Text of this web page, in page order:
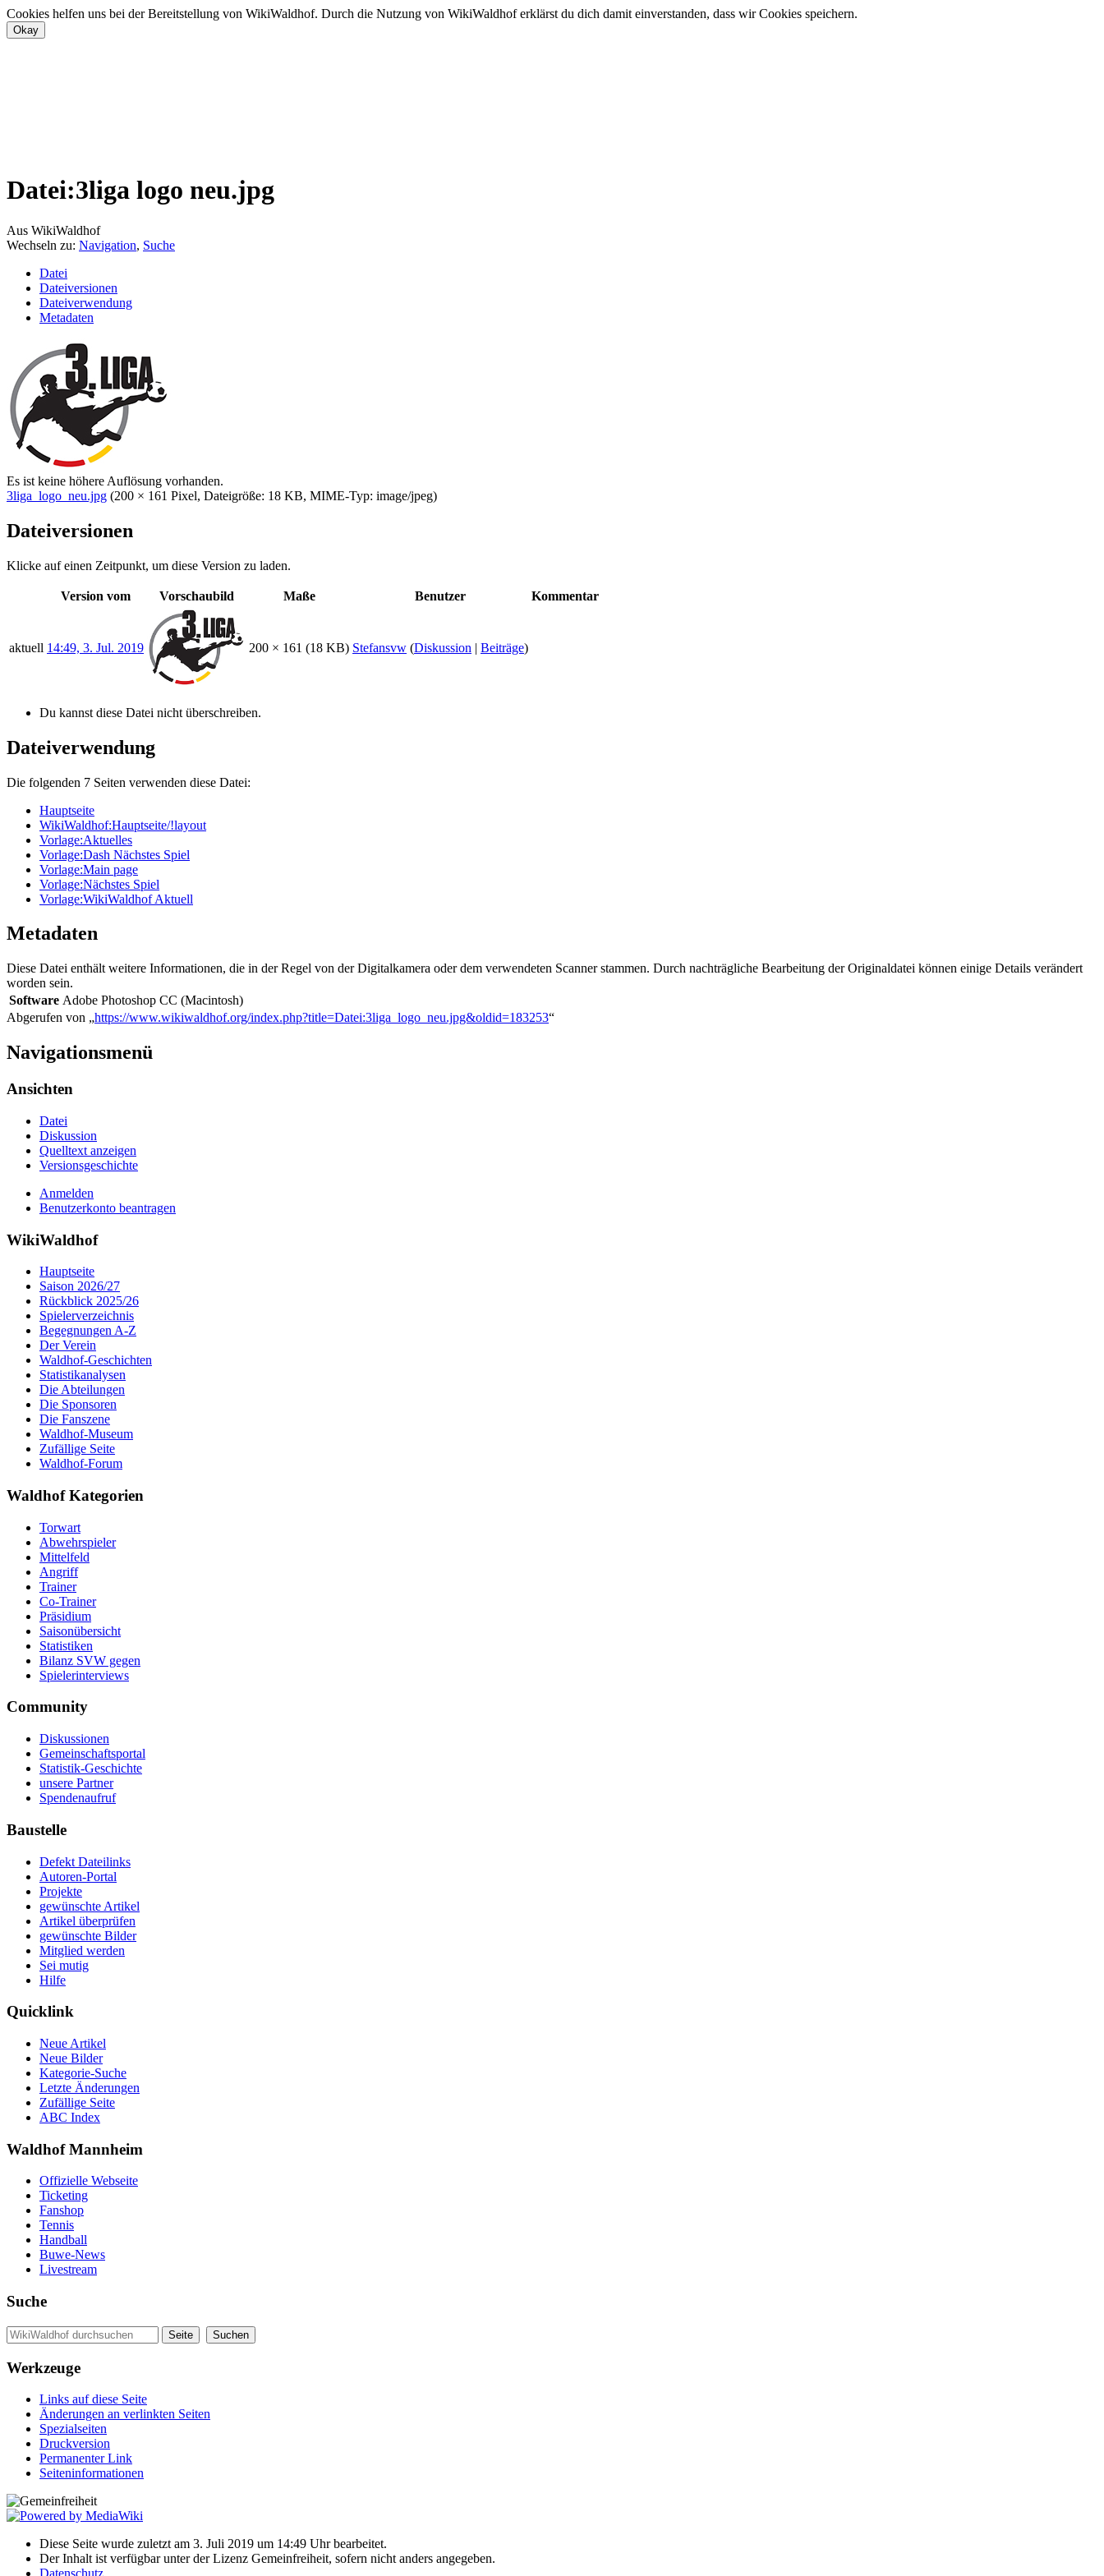
Cookies helfen uns bei der Bereitstellung von WikiWaldhof. Durch die Nutzung von WikiWaldhof erklärst du dich damit einverstanden, dass wir Cookies speichern.
Datei:3liga logo neu.jpg
Aus WikiWaldhof
Wechseln zu: Navigation, Suche
Datei
Dateiversionen
Dateiverwendung
Metadaten
Es ist keine höhere Auflösung vorhanden.
3liga_logo_neu.jpg (200 × 161 Pixel, Dateigröße: 18 KB, MIME-Typ: image/jpeg)
Dateiversionen
Klicke auf einen Zeitpunkt, um diese Version zu laden.
Version vom Vorschaubild Maße Benutzer Kommentar
aktuell 14:49, 3. Jul. 2019 200 × 161 (18 KB) Stefansvw (Diskussion | Beiträge)
Du kannst diese Datei nicht überschreiben.
Dateiverwendung
Die folgenden 7 Seiten verwenden diese Datei:
Hauptseite
WikiWaldhof:Hauptseite/!layout
Vorlage:Aktuelles
Vorlage:Dash Nächstes Spiel
Vorlage:Main page
Vorlage:Nächstes Spiel
Vorlage:WikiWaldhof Aktuell
Metadaten
Diese Datei enthält weitere Informationen, die in der Regel von der Digitalkamera oder dem verwendeten Scanner stammen. Durch nachträgliche Bearbeitung der Originaldatei können einige Details verändert
worden sein.
Software Adobe Photoshop CC (Macintosh)
Abgerufen von „https://www.wikiwaldhof.org/index.php?title=Datei:3liga_logo_neu.jpg&oldid=183253“
Navigationsmenü
Ansichten
Datei
Diskussion
Quelltext anzeigen
Versionsgeschichte
Anmelden
Benutzerkonto beantragen
WikiWaldhof
Hauptseite
Saison 2026/27
Rückblick 2025/26
Spielerverzeichnis
Begegnungen A-Z
Der Verein
Waldhof-Geschichten
Statistikanalysen
Die Abteilungen
Die Sponsoren
Die Fanszene
Waldhof-Museum
Zufällige Seite
Waldhof-Forum
Waldhof Kategorien
Torwart
Abwehrspieler
Mittelfeld
Angriff
Trainer
Co-Trainer
Präsidium
Saisonübersicht
Statistiken
Bilanz SVW gegen
Spielerinterviews
Community
Diskussionen
Gemeinschaftsportal
Statistik-Geschichte
unsere Partner
Spendenaufruf
Baustelle
Defekt Dateilinks
Autoren-Portal
Projekte
gewünschte Artikel
Artikel überprüfen
gewünschte Bilder
Mitglied werden
Sei mutig
Hilfe
Quicklink
Neue Artikel
Neue Bilder
Kategorie-Suche
Letzte Änderungen
Zufällige Seite
ABC Index
Waldhof Mannheim
Offizielle Webseite
Ticketing
Fanshop
Tennis
Handball
Buwe-News
Livestream
Suche
Werkzeuge
Links auf diese Seite
Änderungen an verlinkten Seiten
Spezialseiten
Druckversion
Permanenter Link
Seiten­informationen
Diese Seite wurde zuletzt am 3. Juli 2019 um 14:49 Uhr bearbeitet.
Der Inhalt ist verfügbar unter der Lizenz Gemeinfreiheit, sofern nicht anders angegeben.